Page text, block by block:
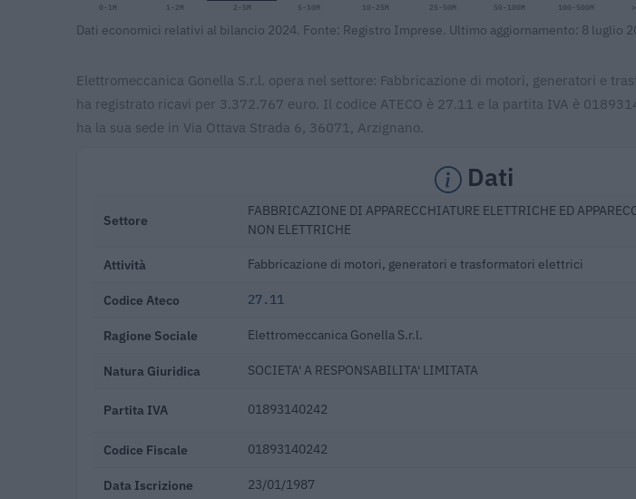
0-1M 1-2M 2-5M 5-10M 10-25M 25-50M 50-100M 100-500M
Dati economici relativi al bilancio 2024. Fonte: Registro Imprese. Ultimo aggiornamento: 8 luglio
Elettromeccanica Gonella S.r.l. opera nel settore: Fabbricazione di motori, generatori e
ha registrato ricavi per 3.372.767 euro. Il codice ATECO è 27.11 e la partita IVA è
ha la sua sede in Via Ottava Strada 6, 36071, Arzignano.
Dati
Settore
FABBRICAZIONE DI APPARECCHIATURE ELETTRICHE ED
NON ELETTRICHE
Attività Fabbricazione di motori, generatori e trasformatori elettrici
Codice Ateco 27.11
Ragione Sociale Elettromeccanica Gonella S.r.l.
Natura Giuridica SOCIETA' A RESPONSABILITA' LIMITATA
Partita IVA 01893140242
Codice Fiscale 01893140242
Data Iscrizione 23/01/1987